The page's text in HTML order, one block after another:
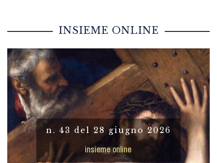
INSIEME ONLINE
n. 43 del 28 giugno 2026
insieme online